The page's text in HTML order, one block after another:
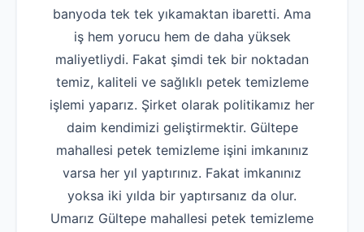
banyoda tek tek yıkamaktan ibaretti. Ama
iş hem yorucu hem de daha yüksek
maliyetliydi. Fakat şimdi tek bir noktadan
temiz, kaliteli ve sağlıklı petek temizleme
işlemi yaparız. Şirket olarak politikamız her
daim kendimizi geliştirmektir. Gültepe
mahallesi petek temizleme işini imkanınız
varsa her yıl yaptırınız. Fakat imkanınız
yoksa iki yılda bir yaptırsanız da olur.
Umarız Gültepe mahallesi petek temizleme